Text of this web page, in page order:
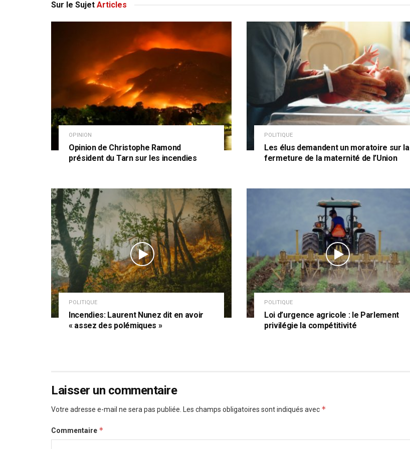
Sur le Sujet Articles
OPINION
Opinion de Christophe Ramond
président du Tarn sur les incendies
POLITIQUE
Les élus demandent un moratoire sur la
fermeture de la maternité de l’Union
POLITIQUE
Incendies: Laurent Nunez dit en avoir
« assez des polémiques »
POLITIQUE
Loi d’urgence agricole : le Parlement
privilégie la compétitivité
Laisser un commentaire
Votre adresse e-mail ne sera pas publiée. Les champs obligatoires sont indiqués avec *
Commentaire *